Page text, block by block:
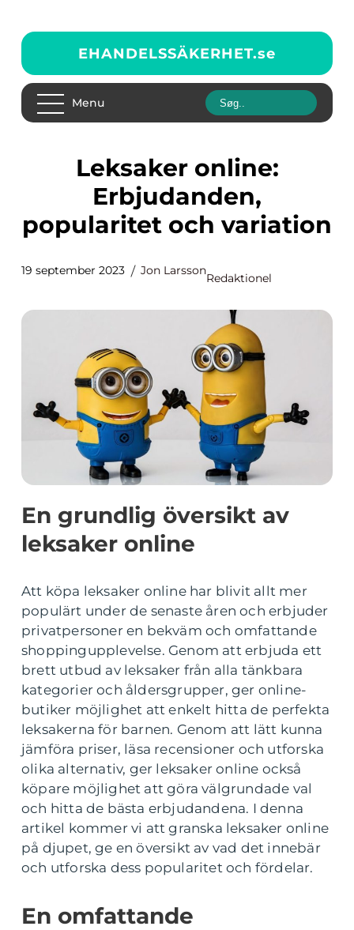
EHANDELSSÄKERHET.se
Menu
Leksaker online:
Erbjudanden,
popularitet och variation
19 september 2023 Jon Larsson
Redaktionel
En grundlig översikt av
leksaker online
Att köpa leksaker online har blivit allt mer
populärt under de senaste åren och erbjuder
privatpersoner en bekväm och omfattande
shoppingupplevelse. Genom att erbjuda ett
brett utbud av leksaker från alla tänkbara
kategorier och åldersgrupper, ger online-
butiker möjlighet att enkelt hitta de perfekta
leksakerna för barnen. Genom att lätt kunna
jämföra priser, läsa recensioner och utforska
olika alternativ, ger leksaker online också
köpare möjlighet att göra välgrundade val
och hitta de bästa erbjudandena. I denna
artikel kommer vi att granska leksaker online
på djupet, ge en översikt av vad det innebär
och utforska dess popularitet och fördelar.
En omfattande